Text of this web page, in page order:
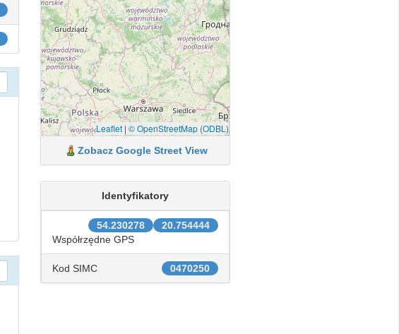
Leaflet| © OpenStreetMap (ODBL)
Zobacz Google Street View
Identyfikatory
20.754444
54.230278
Współrzędne GPS
0470250
Kod SIMC